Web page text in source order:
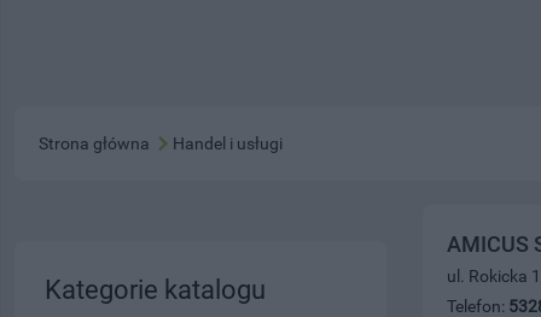
Strona główna Handel i usługi
AMICUS
ul. Rokicka
Telefon:
Kategorie katalogu